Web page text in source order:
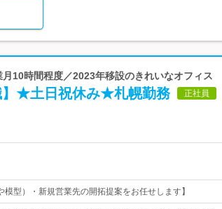
10時間程度／2023年移設のきれいなオフィス
】★土日祝休み★札幌勤務 正社員
模型）・新規営業先の開拓提案をお任せします】